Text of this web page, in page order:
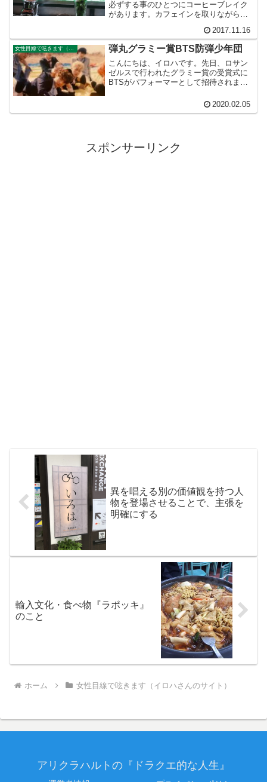
必ずする事のひとつにコーヒーブレイク
があります。カフェインを取りながら、
したり。飲み物もコーヒーに限らず、紅
茶や緑茶など訪れる国によってカフェイ
ンも変わります。モロッコ...
2017.11.16
弾丸グラミー賞BTS防弾少年団
こんにちは、イロハです。先日、ロサン
ゼルスで行われたグラミー賞の受賞式に
BTSがパフォーマーとして招待されまし
挙。韓国アーティストとしては初です！
2020.02.05
スポンサーリンク
異を唱える別の価値観を持つ人
物を登場させることで、主張を
明確にする
輸入文化・食べ物『ラポッキ』
のこと
ホーム 女性目線で呟きます（イロハさんのサイト）
アリクラハルトの『ドラクエ的な人生』